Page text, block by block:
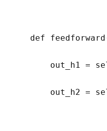
def
out_h1 =
out_h2 =